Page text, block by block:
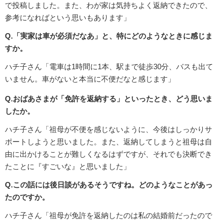
で投稿しました。また、わが家は気持ちよく返納できたので、
参考になればという思いもあります」
Q.「実家は車が必須だなあ」と、特にどのようなときに感じま
すか。
ハチ子さん「電車は1時間に1本、駅まで徒歩30分、バスも出て
いません。車がないと本当に不便だなと感じます」
Q.おばあさまが「免許を返納する」といったとき、どう思いま
したか。
ハチ子さん「祖母が不便を感じないように、今後はしっかりサ
ポートしようと思いました。また、返納してしまうと祖母は自
由に出かけることが難しくなるはずですが、それでも決断でき
たことに『すごいな』と思いました」
Q.この話には後日談があるそうですね。どのようなことがあっ
たのですか。
ハチ子さん「祖母が免許を返納したのは私の結婚前だったので